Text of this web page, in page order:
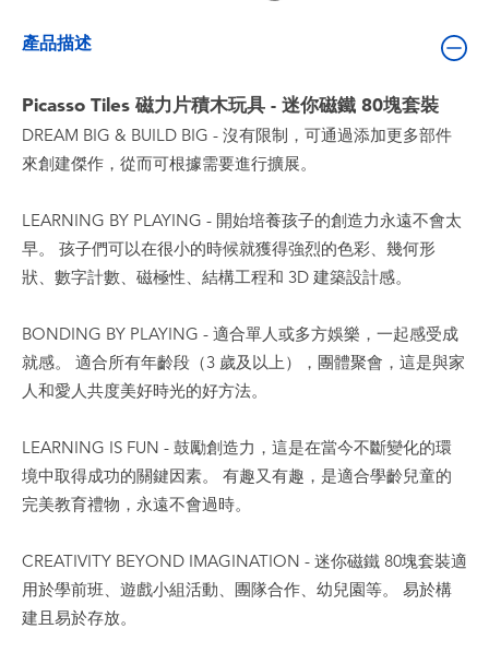
產品描述
Picasso Tiles 磁力片積木玩具 - 迷你磁鐵 80塊套裝
DREAM BIG & BUILD BIG - 沒有限制，可通過添加更多部件
來創建傑作，從而可根據需要進行擴展。
LEARNING BY PLAYING - 開始培養孩子的創造力永遠不會太
早。 孩子們可以在很小的時候就獲得強烈的色彩、幾何形
狀、數字計數、磁極性、結構工程和 3D 建築設計感。
BONDING BY PLAYING - 適合單人或多方娛樂，一起感受成
就感。 適合所有年齡段（3 歲及以上），團體聚會，這是與家
人和愛人共度美好時光的好方法。
LEARNING IS FUN - 鼓勵創造力，這是在當今不斷變化的環
境中取得成功的關鍵因素。 有趣又有趣，是適合學齡兒童的
完美教育禮物，永遠不會過時。
CREATIVITY BEYOND IMAGINATION - 迷你磁鐵 80塊套裝適
用於學前班、遊戲小組活動、團隊合作、幼兒園等。 易於構
建且易於存放。